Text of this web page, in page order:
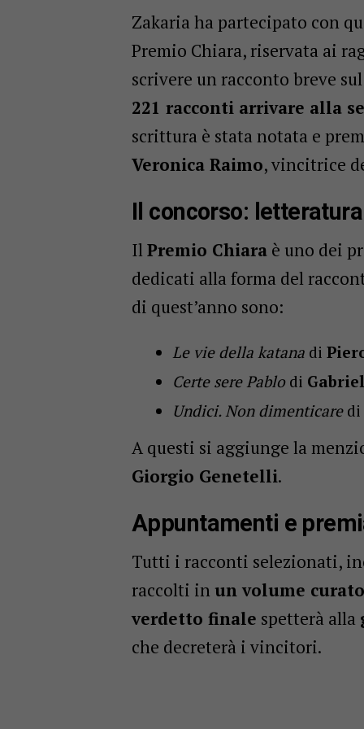
Zakaria ha partecipato con
Premio Chiara, riservata ai
scrivere un racconto breve
221 racconti arrivare alla
scrittura è stata notata e
Veronica Raimo, vincitrice
Il concorso:
Il Premio Chiara è uno dei
dedicati alla forma del
di quest’anno sono:
Le vie della katana di
Certe sere Pablodi
Undici. Non dimenticaredi
A questi si aggiunge la
Giorgio Genetelli.
Appuntamenti e
Tutti i racconti selezionati,
raccolti in un volume
verdetto finale spetterà alla
che decreterà i vincitori.